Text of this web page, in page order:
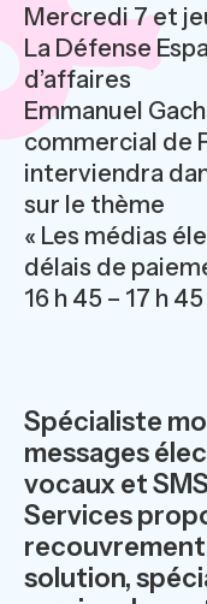
Mercredi 7 et
La Défense
d’affaires
Emmanuel
commercial de
interviendra
sur le thème
« Les médias
délais de
16 h 45 – 17 h
Spécialiste
messages
vocaux et
Services
solution,